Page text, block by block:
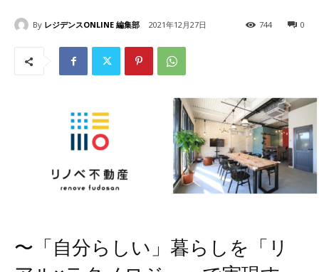
By レジデンスONLINE 編集部 2021年12月27日 0
744
〜「自分らしい」暮らしを「リ